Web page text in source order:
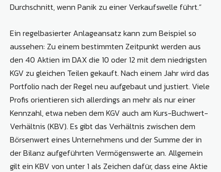
Durchschnitt, wenn Panik zu einer Verkaufswelle führt.“
Ein regelbasierter Anlageansatz kann zum Beispiel so
aussehen: Zu einem bestimmten Zeitpunkt werden aus
den 40 Aktien im DAX die 10 oder 12 mit dem niedrigsten
KGV zu gleichen Teilen gekauft. Nach einem Jahr wird das
Portfolio nach der Regel neu aufgebaut und justiert. Viele
Profis orientieren sich allerdings an mehr als nur einer
Kennzahl, etwa neben dem KGV auch am Kurs-Buchwert-
Verhältnis (KBV). Es gibt das Verhältnis zwischen dem
Börsenwert eines Unternehmens und der Summe der in
der Bilanz aufgeführten Vermögenswerte an. Allgemein
gilt ein KBV von unter 1 als Zeichen dafür, dass eine Aktie